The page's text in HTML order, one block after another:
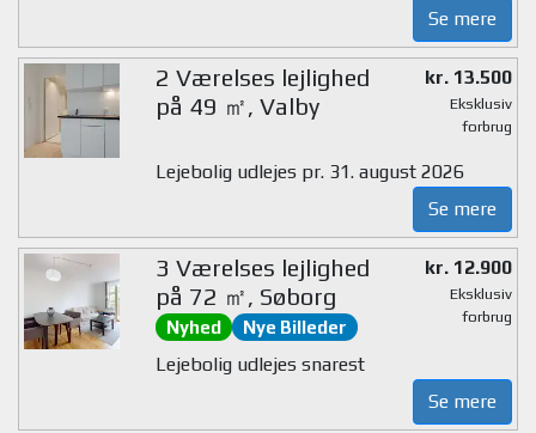
Se mere
2 Værelses lejlighed
på 49 ㎡, Valby
kr. 13.500
Eksklusiv
forbrug
Lejebolig udlejes pr. 31. august 2026
Se mere
3 Værelses lejlighed
på 72 ㎡, Søborg
Nyhed Nye Billeder
kr. 12.900
Eksklusiv
forbrug
Lejebolig udlejes snarest
Se mere